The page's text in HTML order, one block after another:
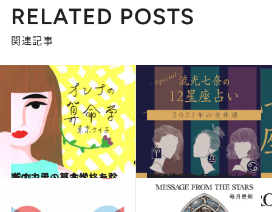
RELATED POSTS
関連記事
2021.1.6
「オンナの算命学」あなたの主星・基本性格を診断！
占い 2020.12.15
“視える占い師”流光七奈の12星座占い
占い